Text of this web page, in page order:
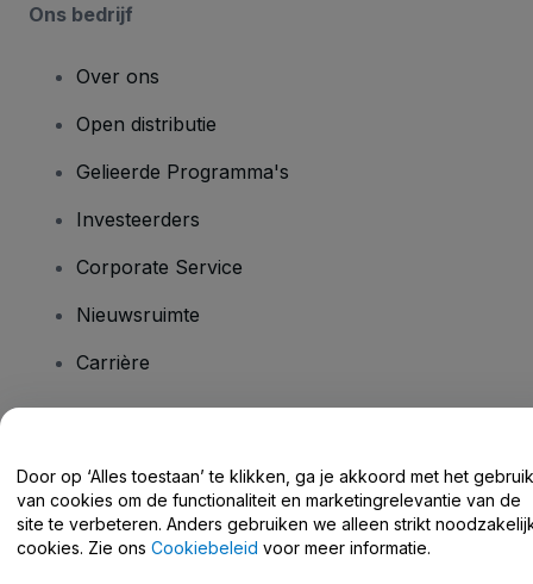
Ons bedrijf
Over ons
Open distributie
Gelieerde Programma's
Investeerders
Corporate Service
Nieuwsruimte
Carrière
Helpcentrum / Neem Contact Met Ons Op
Door op ‘Alles toestaan’ te klikken, ga je akkoord met het gebruik
van cookies om de functionaliteit en marketingrelevantie van de
site te verbeteren. Anders gebruiken we alleen strikt
cookies. Zie ons Cookiebeleid voor meer informatie.